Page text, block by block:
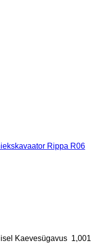
Rippa R06
Kaevesügavus 1,001